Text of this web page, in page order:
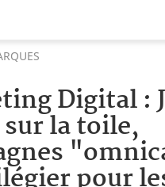
Digital :
sur la toile,